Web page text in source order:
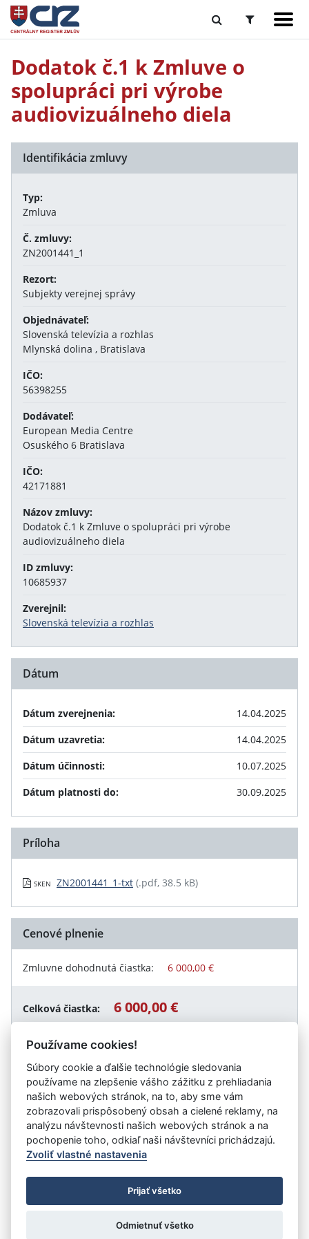
Dodatok č.1 k Zmluve o
spolupráci pri výrobe
audiovizuálneho diela
Identifikácia zmluvy
Typ:
Zmluva
Č. zmluvy:
ZN2001441_1
Rezort:
Subjekty verejnej správy
Objednávateľ:
Slovenská televízia a rozhlas
Mlynská dolina , Bratislava
IČO:
56398255
Dodávateľ:
European Media Centre
Osuského 6 Bratislava
IČO:
42171881
Názov zmluvy:
Dodatok č.1 k Zmluve o spolupráci pri výrobe
audiovizuálneho diela
ID zmluvy:
10685937
Zverejnil:
Slovenská televízia a rozhlas
Dátum
Dátum zverejnenia:
14.04.2025
Dátum uzavretia:
14.04.2025
Dátum účinnosti:
10.07.2025
Dátum platnosti do:
30.09.2025
Príloha
SKEN ZN2001441_1-txt (.pdf, 38.5 kB)
Cenové plnenie
Zmluvne dohodnutá čiastka: 6 000,00 €
Celková čiastka: 6 000,00 €
Návrat späť
Vystavil:Slovenská televízia a rozhlas
Úrad vlády SR
- Všetky práva vyhradené
Prehlásenie o prístupnosti
Zmluvy do 31.12.2010
Nastavenia cookies
: Aglo Solutions
Používame cookies!
Súbory cookie a ďalšie technológie sledovania
používame na zlepšenie vášho zážitku z prehliadania
našich webových stránok, na to, aby sme vám
zobrazovali prispôsobený obsah a cielené reklamy, na
analýzu návštevnosti našich webových stránok a na
pochopenie toho, odkiaľ naši návštevníci prichádzajú.
Zvoliť vlastné nastavenia
Prijať všetko
Odmietnuť všetko